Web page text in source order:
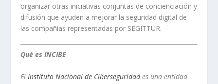
organizar otras iniciativas conjuntas de concienciación y
difusión que ayuden a mejorar la seguridad digital de
las compañías representadas por SEGITTUR.
Qué es INCIBE
El Instituto Nacional de Ciberseguridades una entidad